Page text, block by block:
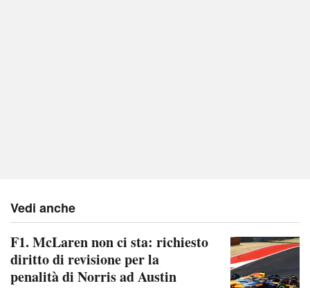
Vedi anche
F1. McLaren non ci sta: richiesto
diritto di revisione per la
penalità di Norris ad Austin